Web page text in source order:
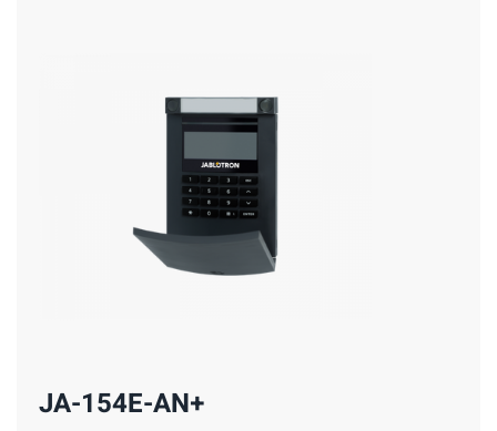
JA-154E-AN+